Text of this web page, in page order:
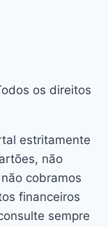
os direitos
estritamente
não
cobramos
financeiros
sempre